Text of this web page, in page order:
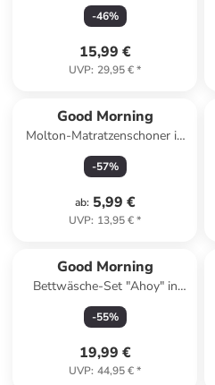
-46%
15,99 €
UVP: 29,95 €*
Good Morning
Molton-Matratzenschoner in
Weiß
-57%
ab: 5,99 €
UVP: 13,95 €*
Good Morning
Bettwäsche-Set "Ahoy" in
Weiß/ Hellblau
-55%
19,99 €
UVP: 44,95 €*